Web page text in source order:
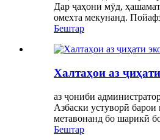
Дар ҷаҳони мӯд,
омехта мекунанд.
Бештар
Халтаҳои аз
аз ҷониби
Азбаски устуворӣ
метавонанд бо шарикӣ
Бештар